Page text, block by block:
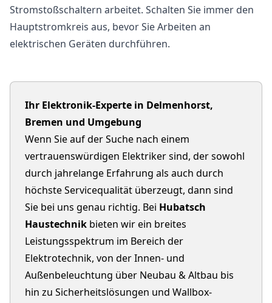
Stromstoßschaltern arbeitet. Schalten Sie immer den
Hauptstromkreis aus, bevor Sie Arbeiten an
elektrischen Geräten durchführen.
Ihr Elektronik-Experte in Delmenhorst,
Bremen und Umgebung
Wenn Sie auf der Suche nach einem
vertrauenswürdigen Elektriker sind, der sowohl
durch jahrelange Erfahrung als auch durch
höchste Servicequalität überzeugt, dann sind
Sie bei uns genau richtig. Bei Hubatsch
Haustechnik bieten wir ein breites
Leistungsspektrum im Bereich der
Elektrotechnik, von der Innen- und
Außenbeleuchtung über Neubau & Altbau bis
hin zu Sicherheitslösungen und Wallbox-